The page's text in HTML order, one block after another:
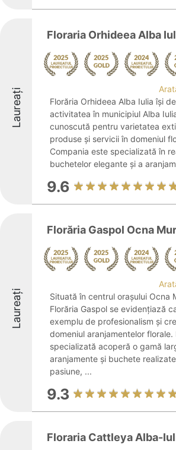
Laureați
Floraria Orhideea Alba
Florăria Orhideea Alba Iulia își
activitatea în municipiul Alba
cunoscută pentru varietatea
produse și servicii în domeniul
Compania este specializată în
buchetelor elegante și a
9.6
Laureați
Florăria Gaspol Ocna
Situată în centrul orașului Ocna
Florăria Gaspol se evidențiază
exemplu de profesionalism și
domeniul aranjamentelor florale.
specializată acoperă o gamă
aranjamente și buchete
pasiune, ...
9.3
Floraria Cattleya Alba-